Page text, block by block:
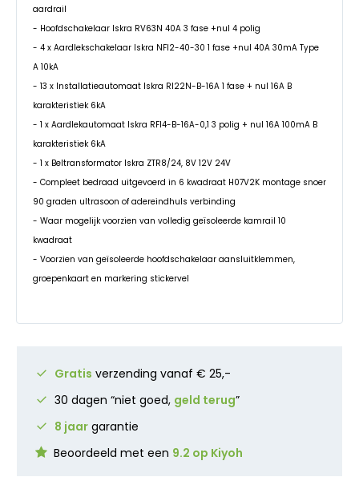
aardrail
- Hoofdschakelaar Iskra RV63N 40A 3 fase +nul 4 polig
- 4 x Aardlekschakelaar Iskra NFI2-40-30 1 fase +nul 40A 30mA Type
A 10kA
- 13 x Installatieautomaat Iskra RI22N-B-16A 1 fase + nul 16A B
karakteristiek 6kA
- 1 x Aardlekautomaat Iskra RFI4-B-16A-0,1 3 polig + nul 16A 100mA B
karakteristiek 6kA
- 1 x Beltransformator Iskra ZTR8/24, 8V 12V 24V
- Compleet bedraad uitgevoerd in 6 kwadraat H07V2K montage snoer
90 graden ultrasoon of adereindhuls verbinding
- Waar mogelijk voorzien van volledig geïsoleerde kamrail 10
kwadraat
- Voorzien van geïsoleerde hoofdschakelaar aansluitklemmen,
groepenkaart en markering stickervel
Gratis verzending vanaf € 25,-
30 dagen “niet goed, geld terug”
8 jaar garantie
Beoordeeld met een 9.2 op Kiyoh